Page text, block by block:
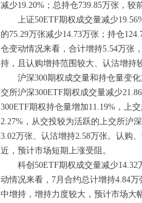
减少19.20%；总持仓739.85万张，较
上证50ETF期权成交量减少
的75.29万张减少14.73万张；持仓
仓变动情况来看，合计增持5.54万张
持，且认购增持范围较大、认沽增持
沪深300期权成交量和持仓量变
交所沪深300ETF期权成交量减少
300ETF期权持仓量增加11.19%，上
2.27%，从交投较为活跃的上交所沪
3.02万张、认沽增持2.58万张。认购
近，预计市场短期上涨受阻。
科创50ETF期权成交量减少
动情况来看，7月合约总计增持4.84
中增持，增持力度较大，预计市场大